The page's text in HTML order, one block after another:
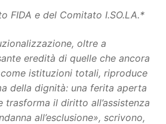
FIDA e del Comitato I.SO.LA.*
oltre a
eredità di quelle che ancora
istituzioni totali, riproduce
della dignità: una ferita aperta
trasforma il diritto all’assistenza
all’esclusione», scrivono,